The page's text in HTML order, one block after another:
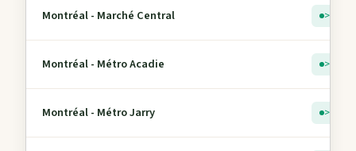
Montréal - Marché Central > 5
Montréal - Métro Acadie > 5
Montréal - Métro Jarry > 5